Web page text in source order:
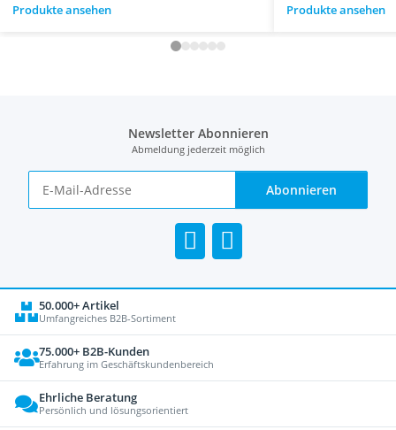
Produkte ansehen Produkte ansehen
Newsletter Abonnieren
Abmeldung jederzeit möglich
Abonnieren
50.000+ Artikel
Umfangreiches B2B-Sortiment
75.000+ B2B-Kunden
Erfahrung im Geschäftskundenbereich
Ehrliche Beratung
Persönlich und lösungsorientiert